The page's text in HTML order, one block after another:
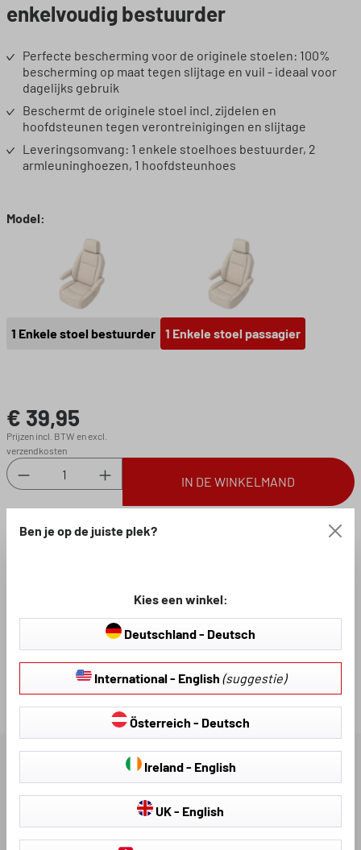
enkelvoudig bestuurder
Perfecte bescherming voor de originele stoelen: 100%
bescherming op maat tegen slijtage en vuil - ideaal voor
dagelijks gebruik
Beschermt de originele stoel incl. zijdelen en
hoofdsteunen tegen verontreinigingen en slijtage
Leveringsomvang: 1 enkele stoelhoes bestuurder, 2
armleuninghoezen, 1 hoofdsteunhoes
Selecteer
Model:
1 Enkele stoel bestuurder
1 Enkele stoel bestuurder
1 Enkele stoel passagier
1 Enkele stoel
Normale prijs:
€ 39,95
Prijzen incl. BTW en excl.
verzendkosten
Producthoeveelheid: Voer de gewenste
IN DE WINKELMAND
Beschikbaar, levertijd: 2-3
Productnummer:
Loading...
Ben je op de juiste plek?
Kies een winkel:
Deutschland - Deutsch
International - English (suggestie)
Österreich - Deutsch
Ireland - English
UK - English